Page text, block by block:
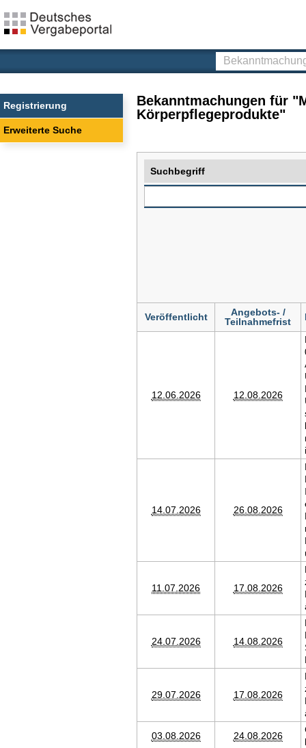
Deutsches
Vergabeportal
Bekanntmachungen
finden
Registrierung
Erweiterte Suche
Bekanntmachungen für
Körperpflegeprodukte"
Suchbegriff
Veröffentlicht
Angebots- /
Teilnahmefrist
12.06.2026 12.08.2026
14.07.2026 26.08.2026
11.07.2026 17.08.2026
24.07.2026 14.08.2026
29.07.2026 17.08.2026
03.08.2026 24.08.2026